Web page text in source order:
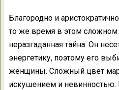
Благородно и
то же время в этом сложном
неразгаданная тайна. Он
энергетику, поэтому его
женщины. Сложный цвет
искушением и невинностью.